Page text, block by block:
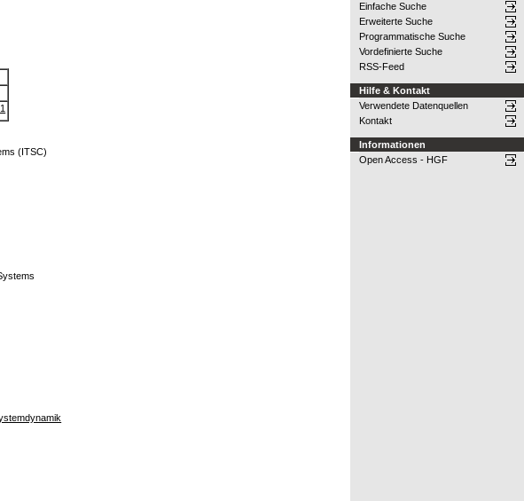
(ITSC)
Einfache Suche
Erweiterte Suche
Programmatische Suche
Vordefinierte Suche
RSS-Feed
Hilfe & Kontakt
Verwendete Datenquellen
Kontakt
Informationen
Open Access - HGF